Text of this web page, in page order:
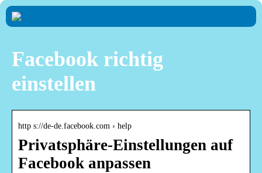
Facebook richtig
einstellen
http s://de-de.facebook.com › help
Privatsphäre-Einstellungen auf
Facebook anpassen